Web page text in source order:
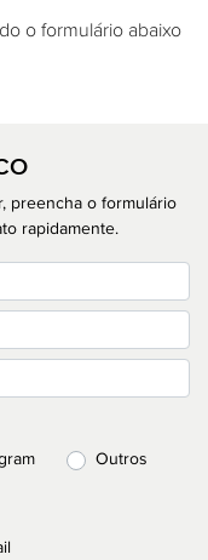
o formulário abaixo
preencha o formulário
rapidamente.
Outros